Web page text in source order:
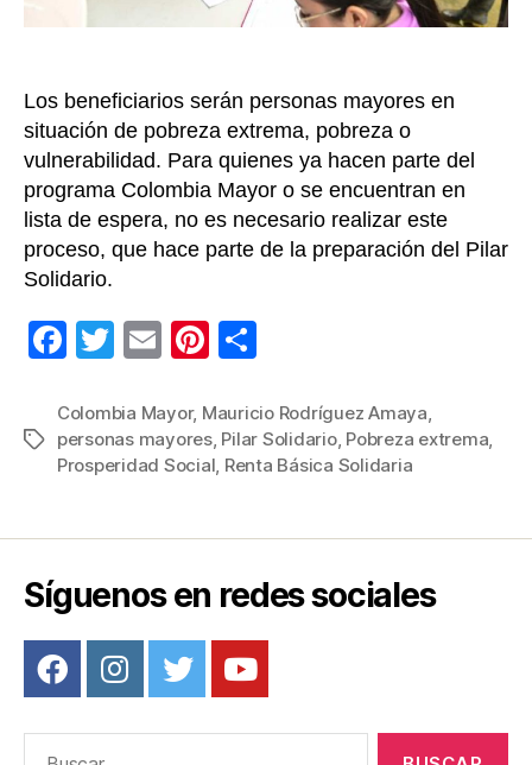
Los beneficiarios serán personas mayores en
situación de pobreza extrema, pobreza o
vulnerabilidad. Para quienes ya hacen parte del
programa Colombia Mayor o se encuentran en
lista de espera, no es necesario realizar este
proceso, que hace parte de la preparación del Pilar
Solidario.
F
c
e
o
k
T
tt
er
E
ail
Pi
er
e
m
p
tir
Etiquetas
Colombia Mayor, Mauricio Rodríguez Amaya,
personas mayores, Pilar Solidario, Pobreza extrema,
Prosperidad Social, Renta Básica Solidaria
Síguenos en redes sociales